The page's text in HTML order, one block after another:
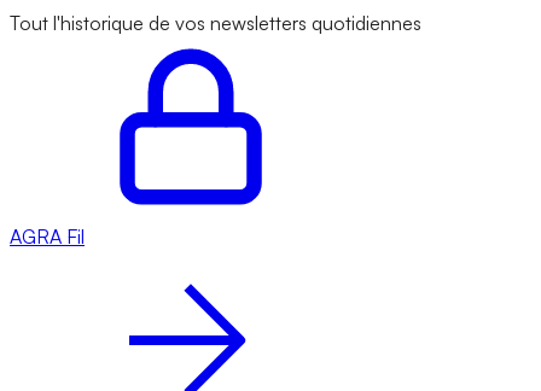
Tout l'historique de vos newsletters quotidiennes
AGRA Fil